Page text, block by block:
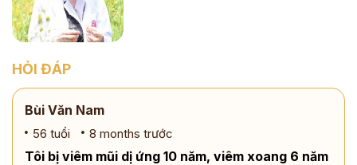
HỎI ĐÁP
Bùi Văn Nam
56 tuổi 8 months trước
Tôi bị viêm mũi dị ứng 10 năm, viêm xoang 6 năm